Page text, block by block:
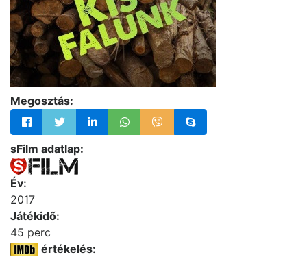
Megosztás:
sFilm adatlap:
Év:
2017
Játékidő:
45 perc
értékelés: